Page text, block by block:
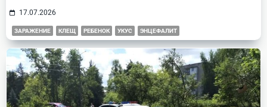
17.07.2026
ЗАРАЖЕНИЕ КЛЕЩ РЕБЕНОК УКУС ЭНЦЕФАЛИТ